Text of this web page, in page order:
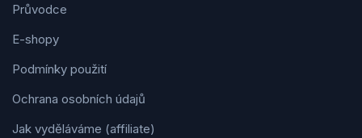
Průvodce
E-shopy
Podmínky použití
Ochrana osobních údajů
Jak vyděláváme (affiliate)